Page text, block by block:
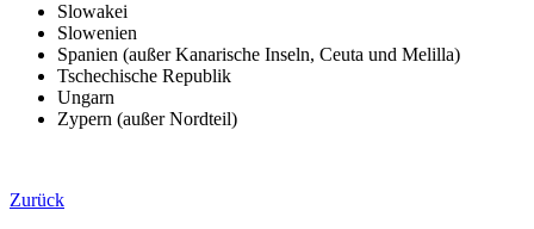
Slowakei
Slowenien
Spanien (außer Kanarische Inseln, Ceuta und Melilla)
Tschechische Republik
Ungarn
Zypern (außer Nordteil)
Zurück